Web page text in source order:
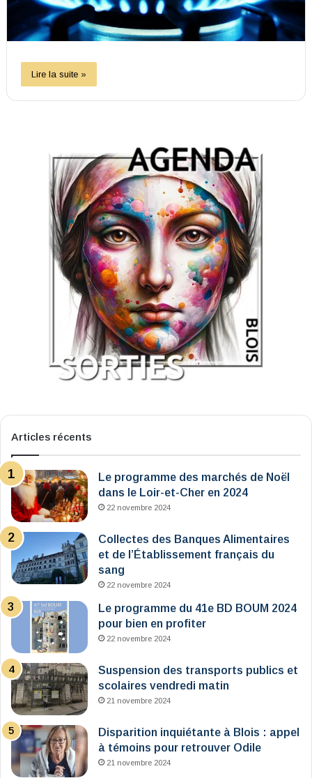
Lire la suite »
Articles récents
Le programme des marchés de Noël
dans le Loir-et-Cher en 2024
22 novembre 2024
Collectes des Banques Alimentaires
et de l’Établissement français du
sang
22 novembre 2024
Le programme du 41e BD BOUM 2024
pour bien en profiter
22 novembre 2024
Suspension des transports publics et
scolaires vendredi matin
21 novembre 2024
Disparition inquiétante à Blois : appel
à témoins pour retrouver Odile
21 novembre 2024